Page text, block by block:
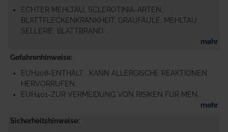
ECHTER MEHLTAU, SCLEROTINIA-ARTEN,
BLATTFLECKENKRANKHEIT, GRAUFÄULE, MEHLTAU:
SELLERIE, BLATTBRAND:...
mehr
Gefahrenhinweise
EUH208-ENTHÄLT . KANN ALLERGISCHE REAKTIONEN
HERVORRUFEN.
EUH401-ZUR VERMEIDUNG VON RISIKEN FÜR MEN...
mehr
Sicherheitshinweise